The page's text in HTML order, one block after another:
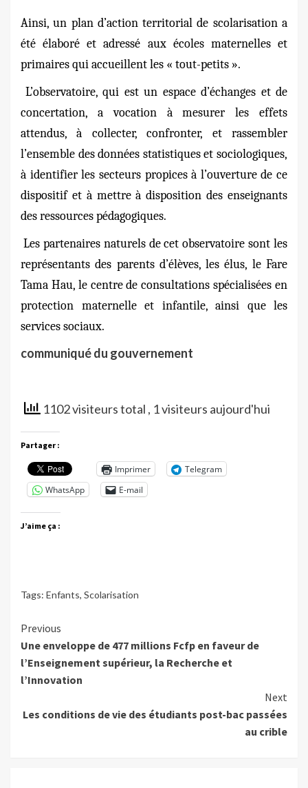
Ainsi, un plan d’action territorial de scolarisation a
été élaboré et adressé aux écoles maternelles et
primaires qui accueillent les « tout-petits ».
L’observatoire, qui est un espace d’échanges et de
concertation, a vocation à mesurer les effets
attendus, à collecter, confronter, et rassembler
l’ensemble des données statistiques et sociologiques,
à identifier les secteurs propices à l’ouverture de ce
dispositif et à mettre à disposition des enseignants
des ressources pédagogiques.
Les partenaires naturels de cet observatoire sont les
représentants des parents d’élèves, les élus, le Fare
Tama Hau, le centre de consultations spécialisées en
protection maternelle et infantile, ainsi que les
services sociaux.
communiqué du gouvernement
1102 visiteurs total , 1 visiteurs aujourd'hui
Partager :
Imprimer
Telegram
WhatsApp
E-mail
J’aime ça :
Tags: Enfants, Scolarisation
Continue
Reading
Previous
Une enveloppe de 477 millions Fcfp en faveur de
l’Enseignement supérieur, la Recherche et
l’Innovation
Next
Les conditions de vie des étudiants post-bac passées
au crible